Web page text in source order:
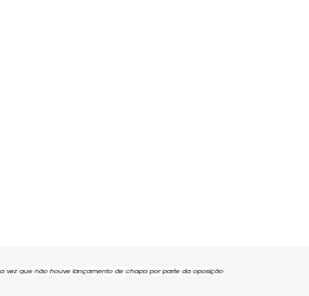
vez que não houve lançamento de chapa por parte da oposição